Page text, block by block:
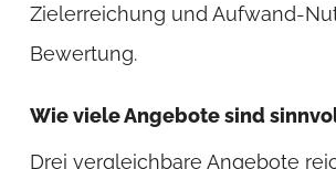
Zielerreichung und Aufwand-
Bewertung.
Wie viele Angebote sind
Drei vergleichbare Angebote